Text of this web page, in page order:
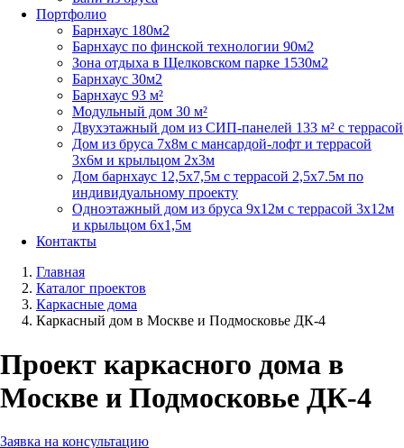
Портфолио
Барнхаус 180м2
Барнхаус по финской технологии 90м2
Зона отдыха в Щелковском парке 1530м2
Барнхаус 30м2
Барнхаус 93 м²
Модульный дом 30 м²
Двухэтажный дом из СИП-панелей 133 м² с террасой
Дом из бруса 7х8м с мансардой-лофт и террасой
3х6м и крыльцом 2х3м
Дом барнхаус 12,5х7,5м с террасой 2,5х7.5м по
индивидуальному проекту
Одноэтажный дом из бруса 9х12м с террасой 3х12м
и крыльцом 6х1,5м
Контакты
Главная
Каталог проектов
Каркасные дома
Каркасный дом в Москве и Подмосковье ДК-4
Проект каркасного дома в
Москве и Подмосковье ДК-4
Заявка на консультацию